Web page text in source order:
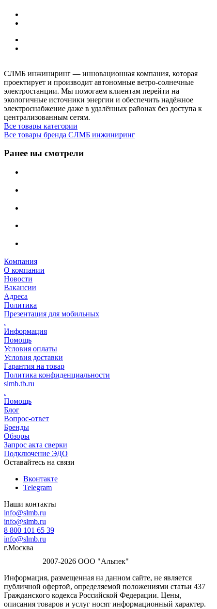
СЛМБ инжиниринг — инновационная компания, которая
проектирует и производит автономные ветро‑солнечные
электростанции. Мы помогаем клиентам перейти на
экологичные источники энергии и обеспечить надёжное
электроснабжение даже в удалённых районах без доступа к
централизованным сетям.
Все товары категории
Все товары бренда СЛМБ инжиниринг
Ранее вы смотрели
Компания
О компании
Новости
Вакансии
Адреса
Политика
Презентация для мобильных
.
Информация
Помощь
Условия оплаты
Условия доставки
Гарантия на товар
Политика конфиденциальности
slmb.tb.ru
.
Помощь
Блог
Вопрос-ответ
Бренды
Обзоры
Запрос акта сверки
Подключение ЭДО
Оставайтесь на связи
Вконтакте
Telegram
Наши контакты
info@slmb.ru
info@slmb.ru
8 800 101 65 39
info@slmb.ru
г.Москва
2007-2026 ООО "Альпек"
Информация, размещенная на данном сайте, не является
публичной офертой, определяемой положениями статьи 437
Гражданского кодекса Российской Федерации. Цены,
описания товаров и услуг носят информационный характер.